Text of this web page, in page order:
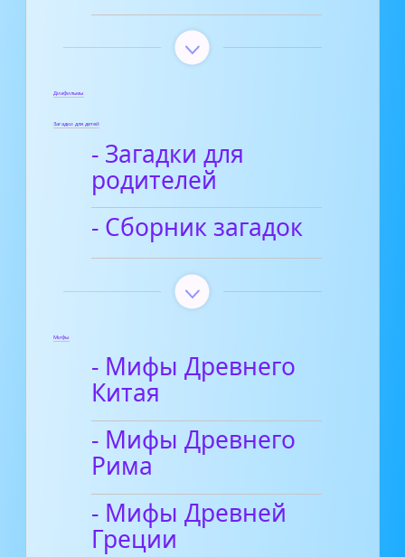
Диафильмы
Загадки для детей
- Загадки для
родителей
- Сборник загадок
Мифы
- Мифы Древнего
Китая
- Мифы Древнего
Рима
- Мифы Древней
Греции